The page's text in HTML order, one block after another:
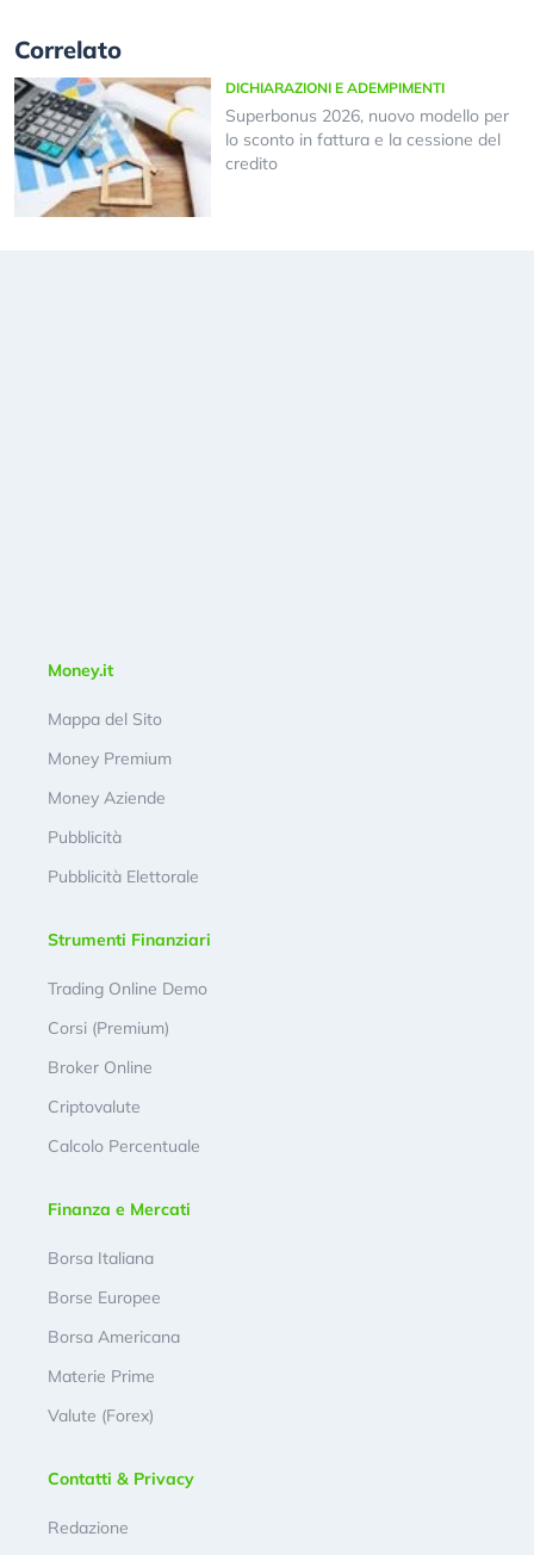
Correlato
DICHIARAZIONI E ADEMPIMENTI
Superbonus 2026, nuovo modello per
lo sconto in fattura e la cessione del
credito
Money.it
Mappa del Sito
Money Premium
Money Aziende
Pubblicità
Pubblicità Elettorale
Strumenti Finanziari
Trading Online Demo
Corsi (Premium)
Broker Online
Criptovalute
Calcolo Percentuale
Finanza e Mercati
Borsa Italiana
Borse Europee
Borsa Americana
Materie Prime
Valute (Forex)
Contatti & Privacy
Redazione